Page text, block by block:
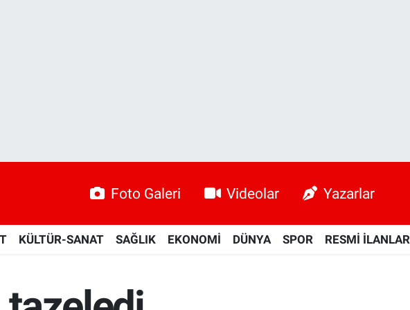
Foto Galeri Videolar Yazarlar
KÜLTÜR-SANAT SAĞLIK EKONOMİ DÜNYA SPOR RESMİ İLANLAR